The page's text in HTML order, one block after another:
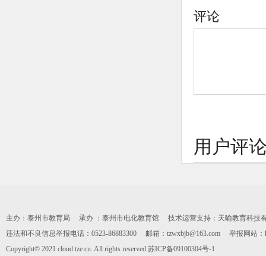
评论
用户评
主办：泰州市教育局 承办 ：泰州市电化教育馆 技术运营支持：天喻教育科技有
违法和不良信息举报电话：0523-86883300 邮箱：tzwxbjb@163.com 举报网站：
Copyright© 2021 cloud.tze.cn. All rights reserved 苏ICP备09100304号-1